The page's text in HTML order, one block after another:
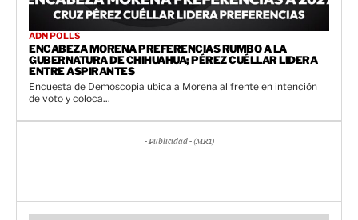
ADN POLLS
ENCABEZA MORENA PREFERENCIAS RUMBO A LA
GUBERNATURA DE CHIHUAHUA; PÉREZ CUÉLLAR LIDERA
ENTRE ASPIRANTES
Encuesta de Demoscopia ubica a Morena al frente en intención
de voto y coloca...
- Publicidad - (MR1)